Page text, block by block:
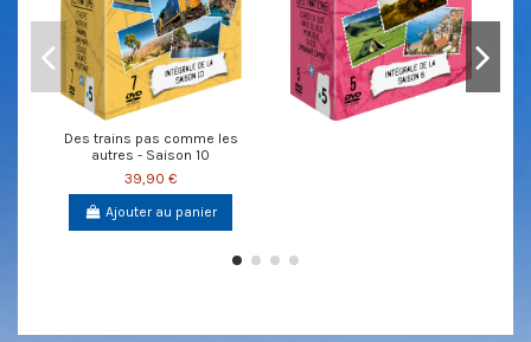
Des trains pas comme les
autres - Saison 10
39,90 €
Ajouter au panier